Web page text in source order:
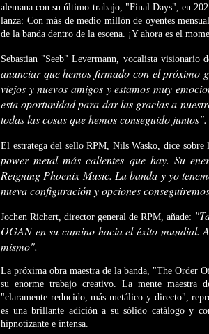
alemana con su último trabajo, "Final Days", en
lanza: Con más de medio millón de oyentes
de la banda dentro de la escena. ¡Y ahora es el
Sebastian "Seeb" Levermann, vocalista visionario
anunciar que hemos firmado con el próximo
viejos y nuevos amigos y estamos muy
esta oportunidad para dar las gracias a
todas las cosas que hemos conseguido juntos".
El estratega del sello RPM, Nils Wasko, dice sobre
power metal más calientes que hay. Su
Reigning Phoenix Music. La banda y yo
nueva configuración y opciones
Jochen Richert, director general de RPM, añade:
OGAN en su camino hacia el éxito mundial.
mismo".
La próxima obra maestra de la banda, "The Order
su enorme trabajo creativo. La mente maestra
"claramente reducido, más metálico y directo",
es una brillante adición a su sólido catálogo y
hipnotizante e intensa.